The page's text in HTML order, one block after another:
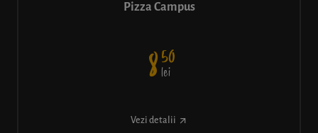
Pizza Campus
850
lei
Vezi detalii